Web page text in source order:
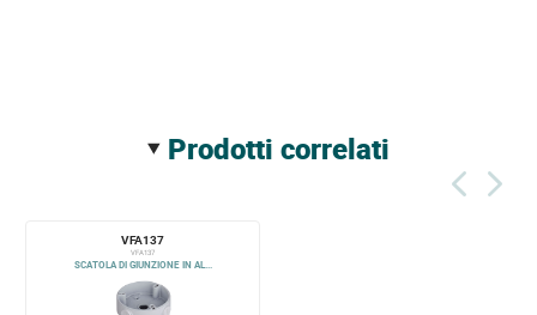
prodotti correlati
VFA137
VFA137
SCATOLA DI GIUNZIONE IN AL...